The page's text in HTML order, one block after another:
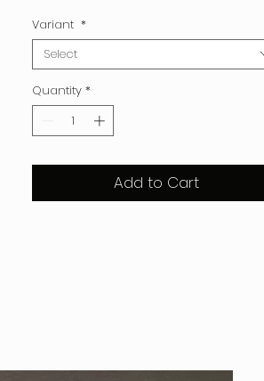
Oslo. Vi leverer personlig på døren uten
ekstra kostnad i Oslo.
Har du spørsmål? Kontakt oss gjerne
epost: post@kraftverkdesign.no
Variant *
Select
Quantity *
Add to Cart